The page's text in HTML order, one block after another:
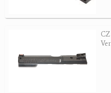
Reviereinrichtungen